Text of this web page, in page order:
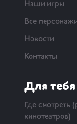
Наши игры
Все персонажи
Новости
Контакты
Для тебя
Где смотреть
кинотеатров)